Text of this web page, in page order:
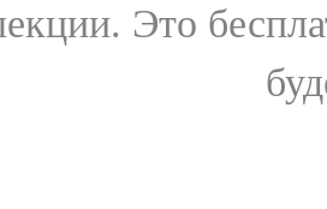
Это